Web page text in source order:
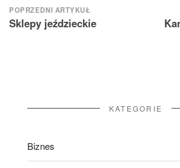
Nawigacja
wpisu
POPRZEDNI ARTYKUŁ
Sklepy jeździeckie
KATEGORIE
Biznes